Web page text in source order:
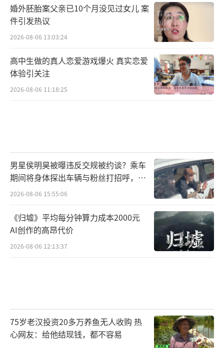
婚外胚胎案父亲已10个月没见过女儿 案
件引发热议
2026-08-06 13:03:24
高中生做的真人恋爱游戏爆火 真实恋爱
体验引关注
2026-08-06 11:18:25
男星侯明昊被曝违反交规被约谈？乘车
期间将身体探出车辆与粉丝打招呼，当
地交警回应
2026-08-06 15:55:06
《归墟》平均每分钟算力成本2000元
AI创作的高昂代价
2026-08-06 12:13:37
75岁老汉投资20多万养鱼无人收购 热
心网友：给他结现钱，都不容易